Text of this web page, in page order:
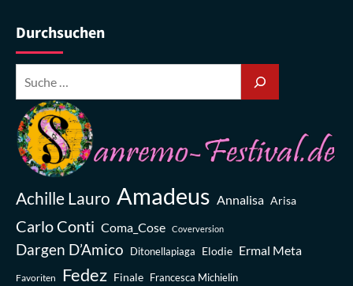
Durchsuchen
Achille Lauro Amadeus Annalisa Arisa
Carlo Conti Coma_Cose Coverversion
Dargen D’Amico Ditonellapiaga Elodie Ermal Meta
Favoriten Fedez Finale Francesca Michielin